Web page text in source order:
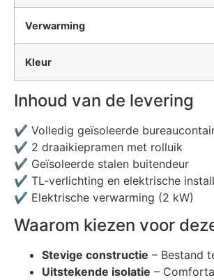
Verwarming
Kleur
Inhoud van de levering
✔ Volledig geïsoleerde
✔ 2 draaikiepramen met rolluik
✔ Geïsoleerde stalen buitendeur
✔ TL-verlichting en elektrische
✔ Elektrische verwarming (2 kW)
Waarom kiezen voor
Stevige constructie – Bestand
Uitstekende isolatie –